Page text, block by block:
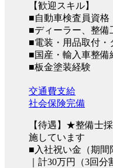
【歓迎スキル】
■自動車検査員資格
■ディーラー、整備
■電装・用品取付・
■国産・輸入車整備
■板金塗装経験
交通費支給
社会保険完備
【待遇】★整備士
施しています
■入社祝い金（期間
｜計30万円（3回分